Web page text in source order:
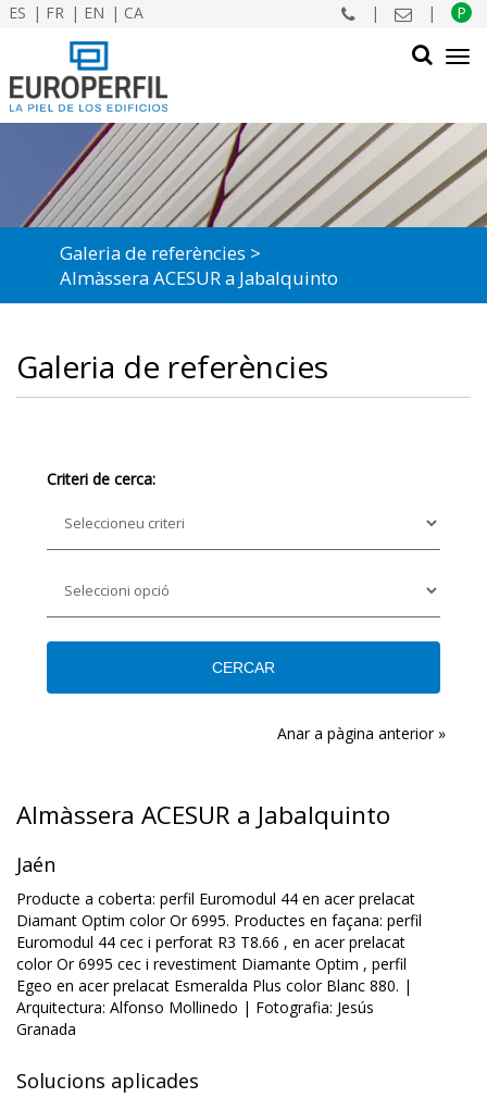
ES FR EN CA | | P
CERCAR
Galeria de referències
Almàssera ACESUR a Jabalquinto
Galeria de referències
Criteri de cerca:
Anar a pàgina anterior »
Almàssera ACESUR a Jabalquinto
Jaén
Producte a coberta: perfil Euromodul 44 en acer prelacat
Diamant Optim color Or 6995. Productes en façana: perfil
Euromodul 44 cec i perforat R3 T8.66 , en acer prelacat
color Or 6995 cec i revestiment Diamante Optim , perfil
Egeo en acer prelacat Esmeralda Plus color Blanc 880. |
Arquitectura: Alfonso Mollinedo | Fotografia: Jesús
Granada
Solucions aplicades